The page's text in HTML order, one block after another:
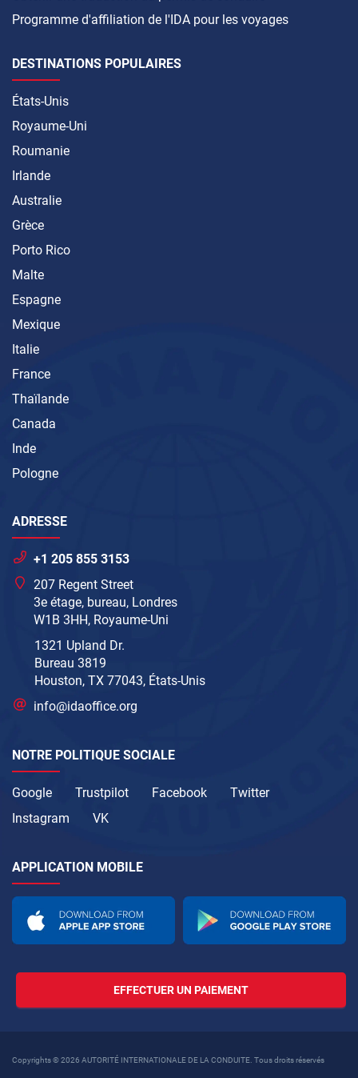
Programme d'affiliation de l'IDA pour les voyages
DESTINATIONS POPULAIRES
États-Unis
Royaume-Uni
Roumanie
Irlande
Australie
Grèce
Porto Rico
Malte
Espagne
Mexique
Italie
France
Thaïlande
Canada
Inde
Pologne
ADRESSE
+1 205 855 3153
207 Regent Street
3e étage, bureau, Londres
W1B 3HH, Royaume-Uni
1321 Upland Dr.
Bureau 3819
Houston, TX 77043, États-Unis
info@idaoffice.org
NOTRE POLITIQUE SOCIALE
Google Trustpilot Facebook
Twitter
Instagram
VK
APPLICATION MOBILE
EFFECTUER UN PAIEMENT
Copyrights © 2026 AUTORITÉ INTERNATIONALE DE LA CONDUITE. Tous droits réservés